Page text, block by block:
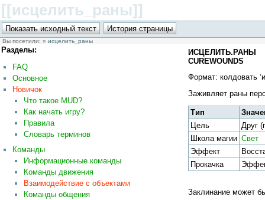
[[исцелить_раны]]
Вы посетили: » исцелить_раны
Разделы:
FAQ
Основное
Новичок
Что такое MUD?
Как начать игру?
Правила
Словарь терминов
Команды
Информационные команды
Команды движения
Взаимодействие с объектами
Команды общения
ИСЦЕЛИТЬ.РАНЫ
CUREWOUNDS
Формат: колдовать
Заживляет раны
Тип
Цель
Друг
Школа магии Свет
Эффект
Прокачка
Заклинание может